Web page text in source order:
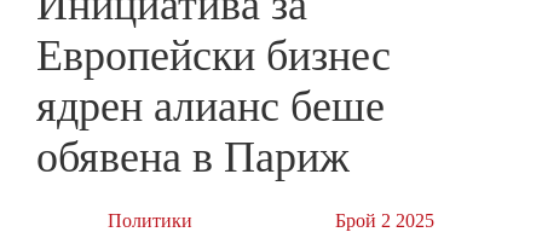
Европейски бизнес
ядрен алианс беше
обявена в Париж
Политики Брой 2 2025